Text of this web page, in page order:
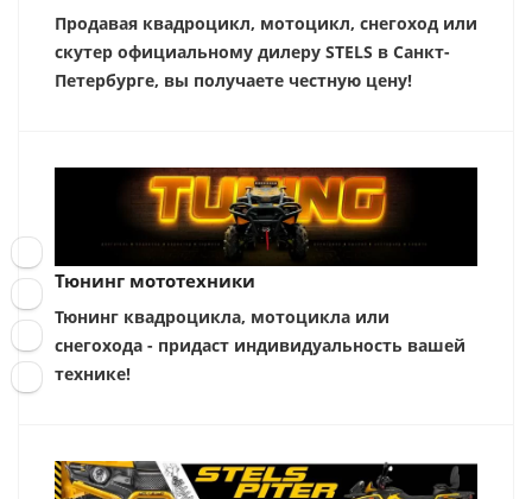
Продавая квадроцикл, мотоцикл, снегоход или
скутер официальному дилеру STELS в Санкт-
Петербурге, вы получаете честную цену!
Тюнинг мототехники
Тюнинг квадроцикла, мотоцикла или
снегохода - придаст индивидуальность вашей
технике!